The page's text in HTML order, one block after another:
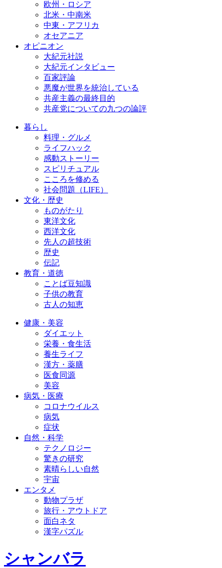
欧州・ロシア
北米・中南米
中東・アフリカ
オセアニア
オピニオン
大紀元社説
大紀元インタビュー
百家評論
悪魔が世界を統治している
共産主義の最終目的
共産党についての九つの論評
暮らし
料理・グルメ
ライフハック
感動ストーリー
スピリチュアル
こころを修める
社会問題（LIFE）
文化・歴史
ものがたり
東洋文化
西洋文化
先人の超技術
歴史
伝記
教育・道徳
ことば豆知識
子供の教育
古人の知恵
健康・美容
ダイエット
栄養・食生活
養生ライフ
漢方・薬膳
医食同源
美容
病気・医療
コロナウイルス
病気
症状
自然・科学
テクノロジー
驚きの研究
素晴らしい自然
宇宙
エンタメ
動物プラザ
旅行・アウトドア
面白ネタ
漢字パズル
シャンバラ